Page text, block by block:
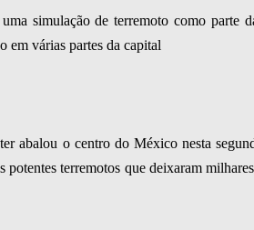
simulação de terremoto como parte
em várias partes da capital
abalou o centro do México nesta
potentes terremotos que deixaram